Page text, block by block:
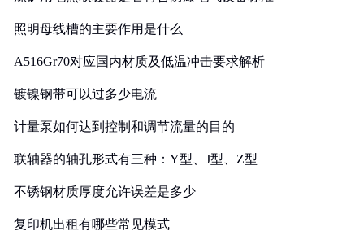
照明母线槽的主要作用是什么
A516Gr70对应国内材质及低温冲击要求解析
镀镍钢带可以过多少电流
计量泵如何达到控制和调节流量的目的
联轴器的轴孔形式有三种：Y型、J型、Z型
不锈钢材质厚度允许误差是多少
复印机出租有哪些常见模式